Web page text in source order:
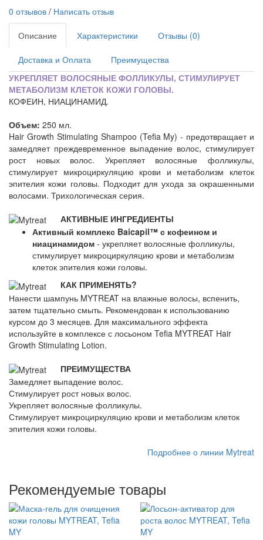
0 отзывов / Написать отзыв
Описание Характеристики Отзывы (0)
Доставка и Оплата
Преимущества
УКРЕПЛЯЕТ ВОЛОСЯНЫЕ ФОЛЛИКУЛЫ, СТИМУЛИРУЕТ
МЕТАБОЛИЗМ КЛЕТОК КОЖИ ГОЛОВЫ.
КОФЕИН, НИАЦИНАМИД.
Объем: 250 мл.
Hair Growth Stimulating Shampoo (Tefia My) - предотвращает и
замедляет преждевременное выпадение волос, стимулирует
рост новых волос. Укрепляет волосяные фолликулы,
стимулирует микроциркуляцию крови и метаболизм клеток
эпителия кожи головы. Подходит для ухода за окрашенными
волосами. Трихологическая серия.
АКТИВНЫЕ ИНГРЕДИЕНТЫ
Активный комплекс Baicapil™ с кофеином и
ниацинамидом - укрепляет волосяные фолликулы,
стимулирует микроциркуляцию крови и метаболизм
клеток эпителия кожи головы.
КАК ПРИМЕНЯТЬ?
Нанести шампунь MYTREAT на влажные волосы, вспенить,
затем тщательно смыть. Рекомендован к использованию
курсом до 3 месяцев. Для максимального эффекта
используйте в комплексе с лосьоном Tefia MYTREAT Hair
Growth Stimulating Lotion.
ПРЕИМУЩЕСТВА
Замедляет выпадение волос.
Стимулирует рост новых волос.
Укрепляет волосяные фолликулы.
Стимулирует микроциркуляцию крови и метаболизм клеток
эпителия кожи головы.
Подробнее о линии Mytreat
Рекомендуемые товары